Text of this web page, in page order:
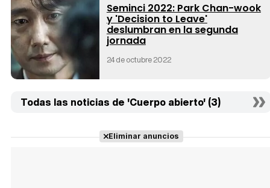
Seminci 2022: Park Chan-wook
y 'Decision to Leave'
deslumbran en la segunda
jornada
24 de octubre 2022
Todas las noticias de 'Cuerpo abierto' (3)
Eliminar anuncios